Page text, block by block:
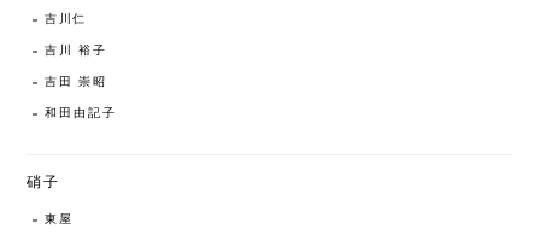
吉川仁
吉川 裕子
吉田 崇昭
和田由記子
硝子
東屋